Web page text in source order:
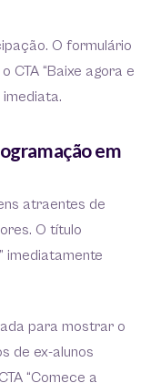
O formulário
CTA “Baixe agora e
em
atraentes de
O título
imediatamente
para mostrar o
de ex-alunos
“Comece a